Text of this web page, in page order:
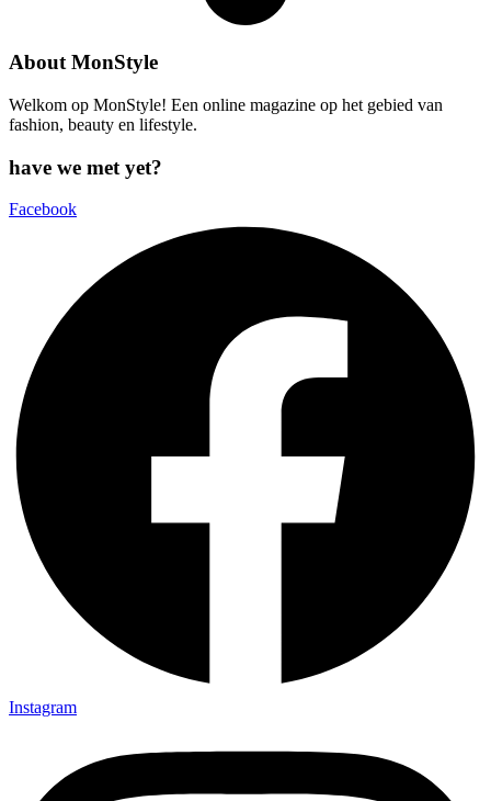
About MonStyle
Welkom op MonStyle! Een online magazine op het gebied van
fashion, beauty en lifestyle.
have we met yet?
Facebook
Instagram